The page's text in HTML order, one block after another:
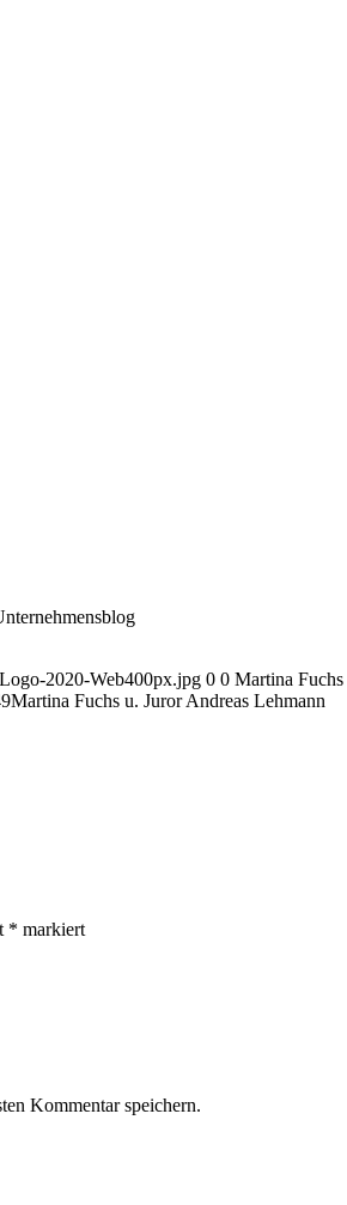
2020-Web400px.jpg 0 0 Martina Fuchs
Martina Fuchs u. Juror Andreas Lehmann
* markiert
Kommentar speichern.